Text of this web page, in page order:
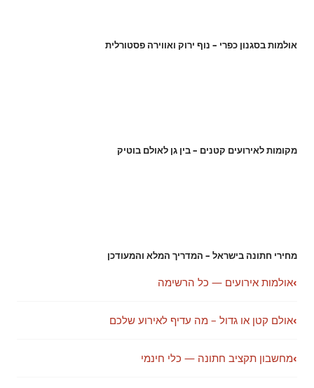
אולמות בסגנון כפרי – נוף ירוק ואווירה פסטורלית
מקומות לאירועים קטנים – בין גן לאולם בוטיק
מחירי חתונה בישראל – המדריך המלא והמעודכן
›אולמות אירועים — כל הרשימה
›אולם קטן או גדול – מה עדיף לאירוע שלכם
›מחשבון תקציב חתונה — כלי חינמי